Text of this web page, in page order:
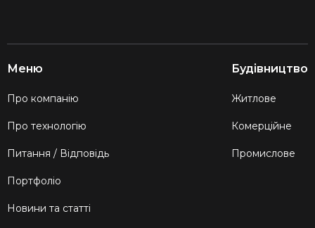
Меню
Про компанію
Про технологію
Питання / Відповідь
Портфоліо
Новини та статті
Будівництво
Житлове
Комерційне
Промислове